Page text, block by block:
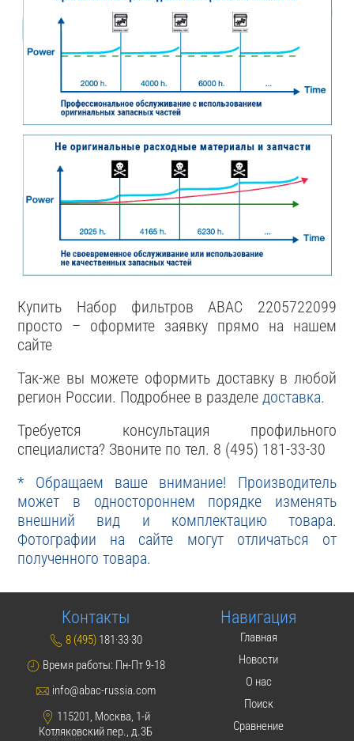
Купить Набор фильтров ABAC 2205722099
просто – оформите заявку прямо на нашем
сайте
Так-же вы можете оформить доставку в любой
регион России. Подробнее в разделедоставка.
Требуется консультация профильного
специалиста? Звоните по тел. 8 (495) 181-33-30
* Обращаем ваше внимание! Производитель
может в одностороннем порядке изменять
внешний вид и комплектацию товара.
Фотографии на сайте могут отличаться от
полученного товара.
Контакты
8 (495) 181·33·30
Время работы: Пн-Пт 9-18
info@abac-russia.com
115201, Москва, 1-й
Котляковский пер., д.3Б
Навигация
Главная
Новости
О нас
Поиск
Сравнение